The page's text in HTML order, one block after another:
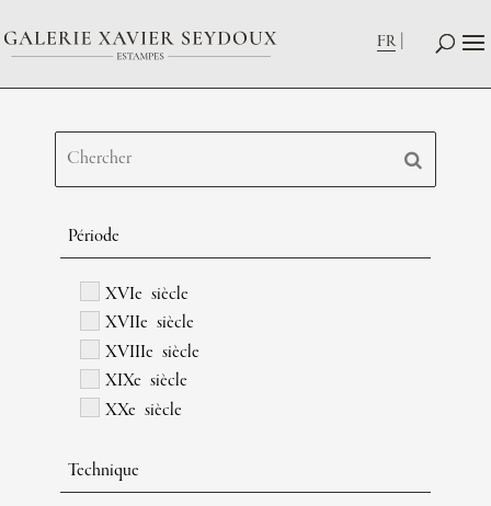
FR
Période
XVIe siècle
XVIIe siècle
XVIIIe siècle
XIXe siècle
XXe siècle
Technique